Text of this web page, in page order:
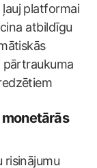
ļauj platformai
atbildīgu
pārtraukuma
risinājumu